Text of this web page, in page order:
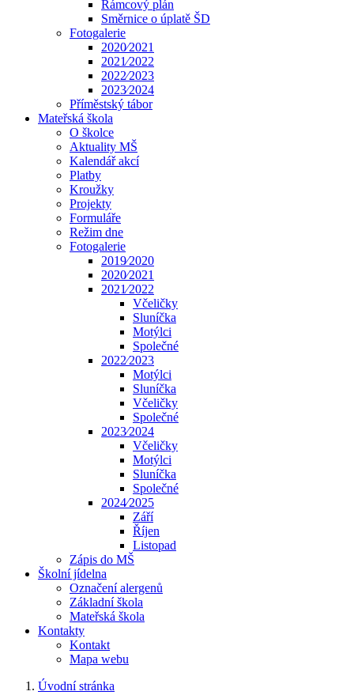
Rámcový plán
Směrnice o úplatě ŠD
Fotogalerie
2020⁄2021
2021⁄2022
2022⁄2023
2023⁄2024
Příměstský tábor
Mateřská škola
O školce
Aktuality MŠ
Kalendář akcí
Platby
Kroužky
Projekty
Formuláře
Režim dne
Fotogalerie
2019⁄2020
2020⁄2021
2021⁄2022
Včeličky
Sluníčka
Motýlci
Společné
2022⁄2023
Motýlci
Sluníčka
Včeličky
Společné
2023⁄2024
Včeličky
Motýlci
Sluníčka
Společné
2024⁄2025
Září
Říjen
Listopad
Zápis do MŠ
Školní jídelna
Označení alergenů
Základní škola
Mateřská škola
Kontakty
Kontakt
Mapa webu
Úvodní stránka